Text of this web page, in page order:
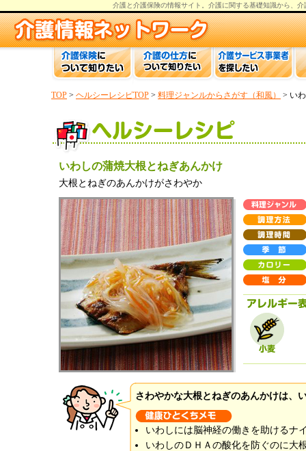
介護と介護保険の情報サイト。 介護に関する基礎知識から、 介
TOP > ヘルシーレシピTOP > 料理ジャンルからさがす（和風） > い
いわしの蒲焼大根とねぎあんかけ
大根とねぎのあんかけがさわやか
さわやかな大根とねぎのあんかけは、
いわしには脳神経の働きを助けるナ
いわしのＤＨＡの酸化を防ぐのに大